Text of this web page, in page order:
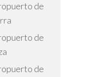
de
de
de